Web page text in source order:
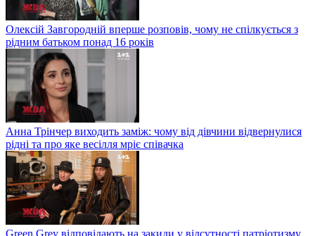
Олексій Завгородній вперше розповів, чому не спілкується з
рідним батьком понад 16 років
Анна Трінчер виходить заміж: чому від дівчини відвернулися
рідні та про яке весілля мріє співачка
Green Grey відповідають на закиди у відсутності патріотизму